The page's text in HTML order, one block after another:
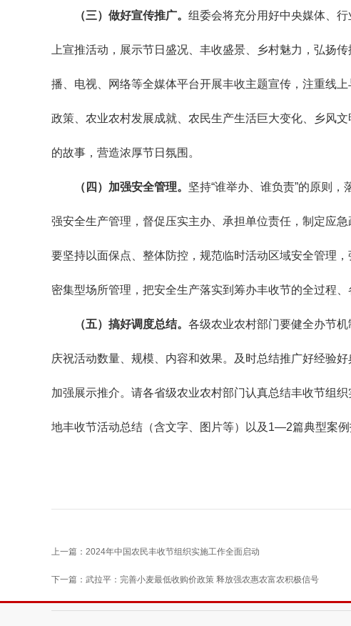
（三）做好宣传推广。 组委会将充分用好中央媒体、
上宣推活动，展示节日盛况、丰收盛景、乡村魅力，弘扬
播、电视、网络等全媒体平台开展丰收主题宣传，注重线
政策、农业农村发展成就、农民生产生活巨大变化、乡风
的故事，营造浓厚节日氛围。
（四）加强安全管理。 坚持“谁举办、谁负责”的原则
强安全生产管理，督促压实主办、承担单位责任，制定应
要坚持以面保点、整体防控，规范临时活动区域安全管理
密集型场所管理，把安全生产落实到筹办丰收节的全过程
（五）搞好调度总结。 各级农业农村部门要健全办节
庆祝活动数量、规模、内容和效果。及时总结推广好经验
加强展示推介。请各省级农业农村部门认真总结丰收节组
地丰收节活动总结（含文字、图片等）以及1—2篇典型案例
上一篇：2024年中国农民丰收节组织实施工作全面启动
下一篇：武拉平：完善小麦最低收购价政策 释放强农惠农富农积极信号